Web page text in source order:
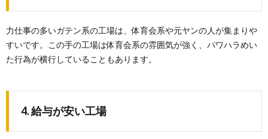
力仕事の多いガテン系の工場は、体育会系や元ヤンの人が集まりや
すいです。この手の工場は体育会系の雰囲気が強く、パワハラめい
た行為が横行していることもあります。
4. 給与が安い工場